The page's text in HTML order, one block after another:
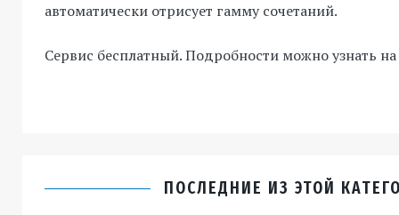
автоматически отрисует гамму сочетаний.
Сервис бесплатный. Подробности можно узнать
ПОСЛЕДНИЕ ИЗ ЭТОЙ